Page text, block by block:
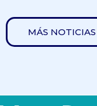
MÁS NOTICIAS